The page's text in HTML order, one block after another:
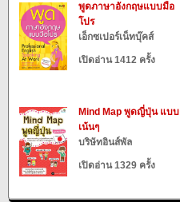
พูดภาษาอังกฤษแบบมือ
โปร
เอ็กซเปอร์เน็ทบุ๊คส์
เปิดอ่าน 1412 ครั้ง
Mind Map พูดญี่ปุ่น แบบ
เน้นๆ
บริษัทอินส์พัล
เปิดอ่าน 1329 ครั้ง